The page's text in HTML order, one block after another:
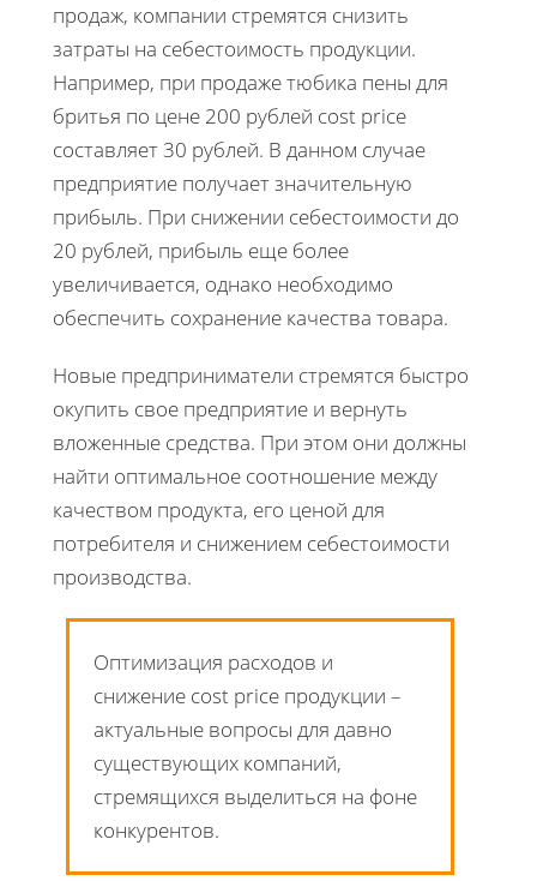
продаж, компании стремятся снизить
затраты на себестоимость продукции.
Например, при продаже тюбика пены для
бритья по цене 200 рублей cost price
составляет 30 рублей. В данном случае
предприятие получает значительную
прибыль. При снижении себестоимости до
20 рублей, прибыль еще более
увеличивается, однако необходимо
обеспечить сохранение качества товара.
Новые предприниматели стремятся быстро
окупить свое предприятие и вернуть
вложенные средства. При этом они должны
найти оптимальное соотношение между
качеством продукта, его ценой для
потребителя и снижением себестоимости
производства.
Оптимизация расходов и
снижение cost price продукции –
актуальные вопросы для давно
существующих компаний,
стремящихся выделиться на фоне
конкурентов.